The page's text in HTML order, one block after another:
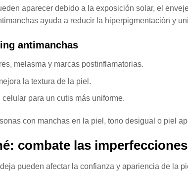
aparecer debido a la exposición solar, el
ayuda a reducir la hiperpigmentación y
antimanchas
melasma y marcas postinflamatorias.
la textura de la piel.
para un cutis más uniforme.
con manchas en la piel, tono desigual o piel
combate las imperfecciones
pueden afectar la confianza y apariencia de la